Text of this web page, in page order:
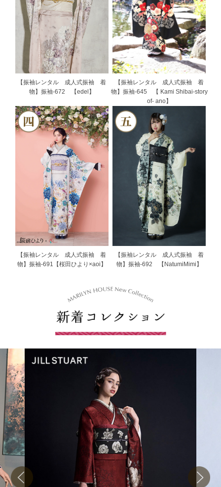
【振袖レンタル 成人式振袖 着
物】振袖-672 【edel】
【振袖レンタル 成人式振袖 着
物】振袖-645 【 Kami Shibai-story
of- ano】
【振袖レンタル 成人式振袖 着
物】振袖-691【桜田ひより×aoi】
【振袖レンタル 成人式振袖 着
物】振袖-692 【NatumiMimi】